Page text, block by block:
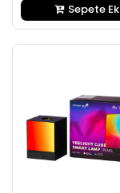
Sepete